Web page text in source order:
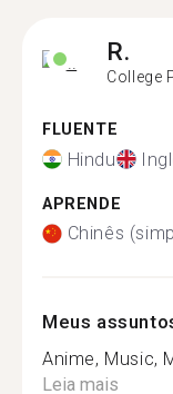
R.
College
FLUENTE
Hindu
APRENDE
Chinês
Meus
Anime, Music,
Leia mais